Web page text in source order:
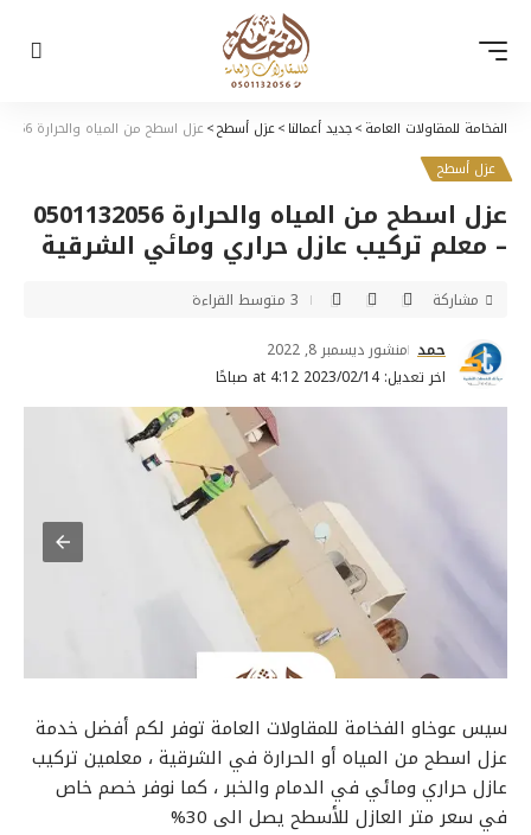
الفخامة للمقاولات العامة>جديد أعمالنا>عزل أسطح>عزل اسطح من المياه والحرارة 0501132056 – معلم تركيب عازل حراري ومائي الشرقية
عزل أسطح
عزل اسطح من المياه والحرارة 0501132056
– معلم تركيب عازل حراري ومائي الشرقية
اخر تعديل: 2023/02/14 at 4:12 صباحًا
حمد منشور ديسمبر 8, 2022
مشاركة 3 متوسط القراءة
سيس عوخاو الفخامة للمقاولات العامة توفر لكم أفضل خدمة
عزل اسطح من المياه أو الحرارة في الشرقية ، معلمين تركيب
عازل حراري ومائي في الدمام والخبر ، كما نوفر خصم خاص
في سعر متر العازل للأسطح يصل الى 30%